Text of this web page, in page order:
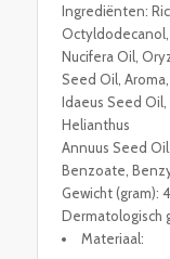
Ingrediënten:
Octyldodecanol,
Nucifera Oil,
Seed Oil,
Idaeus Seed
Helianthus
Annuus Seed
Benzoate,
Gewicht (gram):
Dermatologisch
Materiaal: